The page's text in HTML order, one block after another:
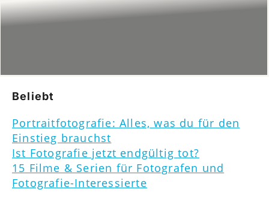
Beliebt
Portraitfotografie: Alles, was du für den
Einstieg brauchst
Ist Fotografie jetzt endgültig tot?
15 Filme & Serien für Fotografen und
Fotografie-Interessierte